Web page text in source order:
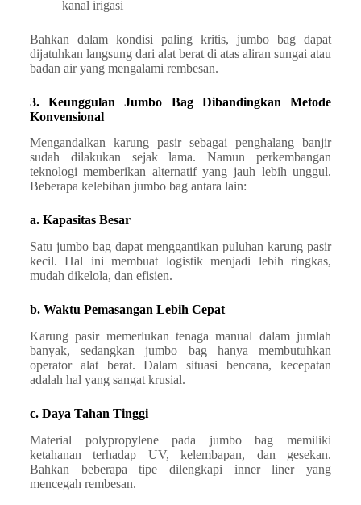
kanal irigasi
Bahkan dalam kondisi paling kritis, jumbo bag dapat
dijatuhkan langsung dari alat berat di atas aliran sungai atau
badan air yang mengalami rembesan.
3. Keunggulan Jumbo Bag Dibandingkan Metode
Konvensional
Mengandalkan karung pasir sebagai penghalang banjir
sudah dilakukan sejak lama. Namun perkembangan
teknologi memberikan alternatif yang jauh lebih unggul.
Beberapa kelebihan jumbo bag antara lain:
a. Kapasitas Besar
Satu jumbo bag dapat menggantikan puluhan karung pasir
kecil. Hal ini membuat logistik menjadi lebih ringkas,
mudah dikelola, dan efisien.
b. Waktu Pemasangan Lebih Cepat
Karung pasir memerlukan tenaga manual dalam jumlah
banyak, sedangkan jumbo bag hanya membutuhkan
operator alat berat. Dalam situasi bencana, kecepatan
adalah hal yang sangat krusial.
c. Daya Tahan Tinggi
Material polypropylene pada jumbo bag memiliki
ketahanan terhadap UV, kelembapan, dan gesekan.
Bahkan beberapa tipe dilengkapi inner liner yang
mencegah rembesan.